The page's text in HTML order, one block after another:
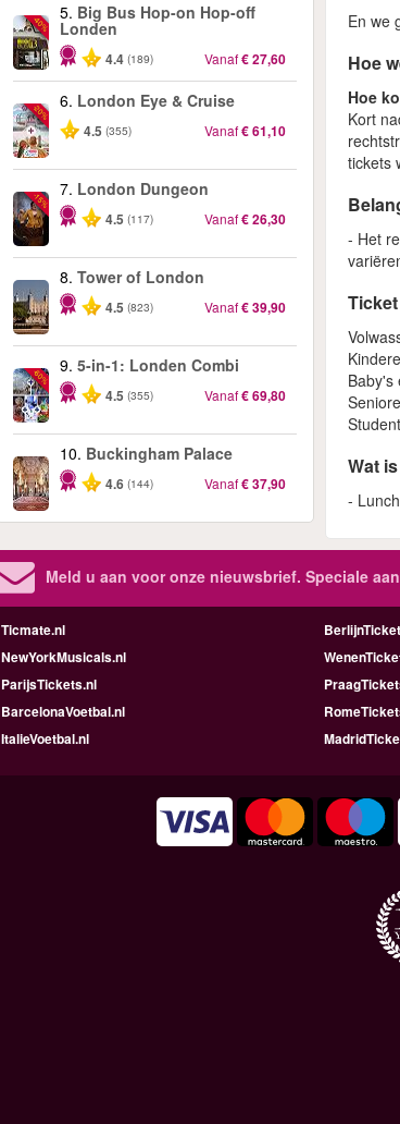
-40%
5. Big Bus Hop-on Hop-off
Londen
4.4 (189) Vanaf€ 27,60
-20%
6. London Eye & Cruise
4.5 (355) Vanaf€ 61,10
-15%
7. London Dungeon
4.5 (117) Vanaf€ 26,30
8. Tower of London
4.5 (823) Vanaf€ 39,90
-60%
9. 5-in-1: Londen Combi
4.5 (355) Vanaf€ 69,80
10. Buckingham Palace
4.6 (144) Vanaf€ 37,90
En we
Hoe
Hoe
Kort
tickets
- Het
Baby's
Wat
- Lunch
Meld u aan voor onze nieuwsbrief. Speciale
Ticmate.nl
NewYorkMusicals.nl
ParijsTickets.nl
BarcelonaVoetbal.nl
ItalieVoetbal.nl